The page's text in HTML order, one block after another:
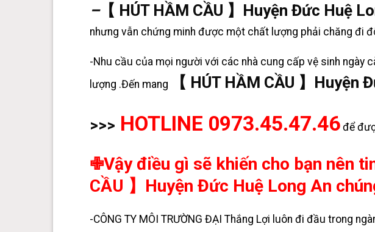
–【 HÚT HẦM CẦU 】Huyện Đức Huệ
nhưng vẫn chứng minh được một chất lượng phải chăng đi
-Nhu cầu của mọi người với các nhà cung cấp vệ sinh ngày
lượng .Đến mang
【 HÚT HẦM CẦU 】Huyện
>>> HOTLINE 0973.45.47.46 để
✙Vậy điều gì sẽ khiến cho bạn nên
CẦU 】Huyện Đức Huệ Long An
-CÔNG TY MÔI TRƯỜNG ĐẠI Thắng Lợi luôn đi đầu trong